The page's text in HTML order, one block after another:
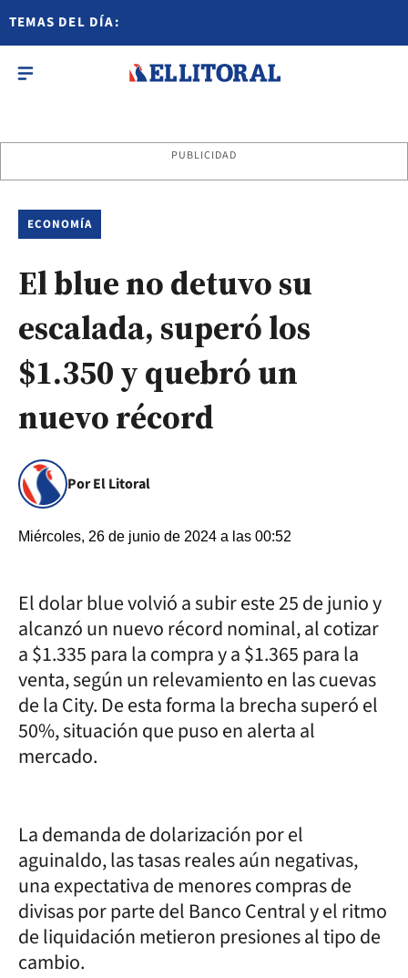
TEMAS DEL DÍA:
PUBLICIDAD
ECONOMÍA
El blue no detuvo su
escalada, superó los
$1.350 y quebró un
nuevo récord
Por El Litoral
Miércoles, 26 de junio de 2024 a las 00:52
El dolar blue volvió a subir este 25 de junio y
alcanzó un nuevo récord nominal, al cotizar
a $1.335 para la compra y a $1.365 para la
venta, según un relevamiento en las cuevas
de la City. De esta forma la brecha superó el
50%, situación que puso en alerta al
mercado.
La demanda de dolarización por el
aguinaldo, las tasas reales aún negativas,
una expectativa de menores compras de
divisas por parte del Banco Central y el ritmo
de liquidación metieron presiones al tipo de
cambio.